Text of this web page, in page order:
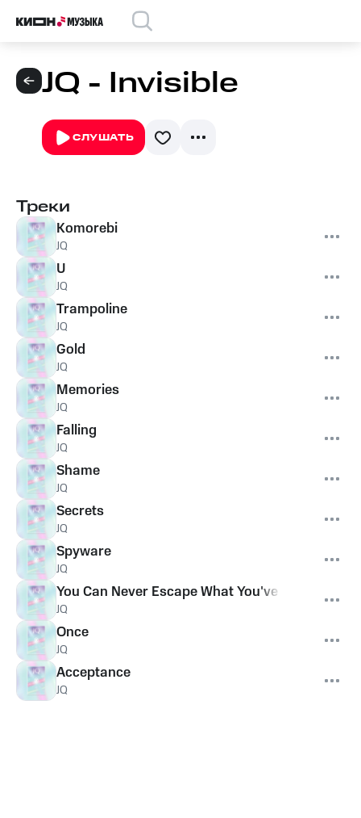
JQ - Invisible
СЛУШАТЬ
Треки
Komorebi
JQ
U
JQ
Trampoline
JQ
Gold
JQ
Memories
JQ
Falling
JQ
Shame
JQ
Secrets
JQ
Spyware
JQ
You Can Never Escape What You've Done
JQ
Once
JQ
Acceptance
JQ